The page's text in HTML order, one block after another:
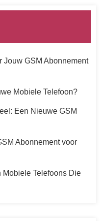
Jouw GSM Abonnement
Mobiele Telefoon?
Een Nieuwe GSM
Abonnement voor
Mobiele Telefoons Die